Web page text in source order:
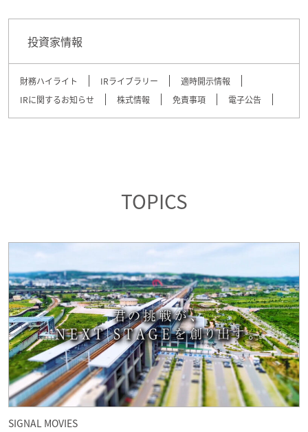
投資家情報
財務ハイライト IRライブラリー
適時開示情報
IRに関するお知らせ
株式情報 免責事項 電子公告
TOPICS
SIGNAL MOVIES